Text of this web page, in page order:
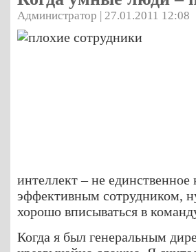
Администратор | 27.01.2011 12:08
интеллект – не
эффективным сотрудником,
хорошо вписываться в
Когда я был генеральным